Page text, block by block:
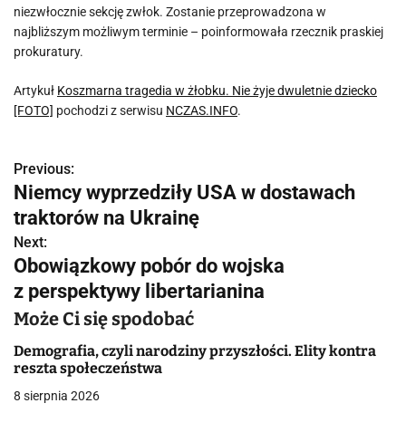
niezwłocznie sekcję zwłok. Zostanie przeprowadzona w
najbliższym możliwym terminie – poinformowała rzecznik praskiej
prokuratury.
Artykuł Koszmarna tragedia w żłobku. Nie żyje dwuletnie dziecko
[FOTO] pochodzi z serwisu NCZAS.INFO.
N
a
w
i
g
a
c
Previous:
Niemcy wyprzedziły USA w dostawach
traktorów na Ukrainę
Next:
Obowiązkowy pobór do wojska
z perspektywy libertarianina
Może Ci się spodobać
Demografia, czyli narodziny przyszłości. Elity kontra
reszta społeczeństwa
8 sierpnia 2026